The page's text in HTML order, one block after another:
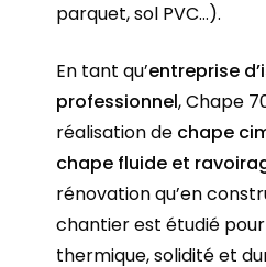
parquet, sol PVC…).
En tant qu’entreprise
professionnel, Chape
réalisation de chape
chape fluide et
rénovation qu’en
chantier est étudié
thermique, solidité et